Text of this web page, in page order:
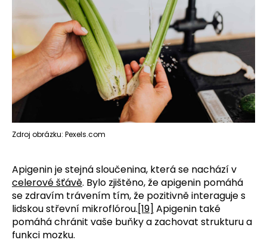
Zdroj obrázku: Pexels.com
Apigenin je stejná sloučenina, která se nachází v
celerové šťávě. Bylo zjištěno, že apigenin pomáhá
se zdravím trávením tím, že pozitivně interaguje s
lidskou střevní mikroflórou.[19] Apigenin také
pomáhá chránit vaše buňky a zachovat strukturu a
funkci mozku.